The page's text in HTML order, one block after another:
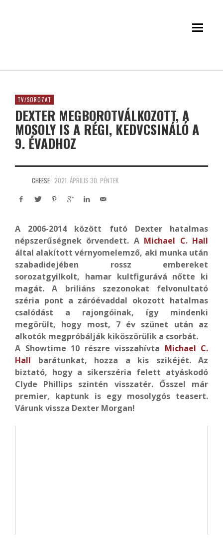
TV/SOROZAT
DEXTER MEGBOROTVÁLKOZOTT, A
MOSOLY IS A RÉGI, KEDVCSINÁLÓ A
9. ÉVADHOZ
CHEESE 2021. ÁPRILIS 30. PÉNTEK
A 2006-2014 között futó Dexter hatalmas
népszerűségnek örvendett. A Michael C. Hall
által alakított vérnyomelemző, aki munka után
szabadidejében rossz embereket
sorozatgyilkolt, hamar kultfigurává nőtte ki
magát. A briliáns szezonokat felvonultató
széria pont a záróévaddal okozott hatalmas
csalódást a rajongóinak, így mindenki
megörült, hogy most, 7 év szünet után az
alkotók megpróbálják kiköszörülik a csorbát.
A Showtime 10 részre visszahívta Michael C.
Hall barátunkat, hozza a kis szikéjét. Az
biztató, hogy a sikerszéria felett atyáskodó
Clyde Phillips szintén visszatér. Ősszel már
premier, kaptunk is egy mosolygós teasert.
Várunk vissza Dexter Morgan!